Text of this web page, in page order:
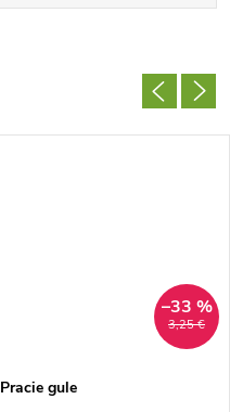
3,25 €
–33 %
Pracie gule